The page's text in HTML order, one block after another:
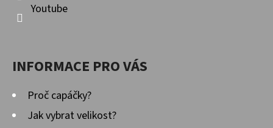
Youtube
INFORMACE PRO VÁS
Proč capáčky?
Jak vybrat velikost?